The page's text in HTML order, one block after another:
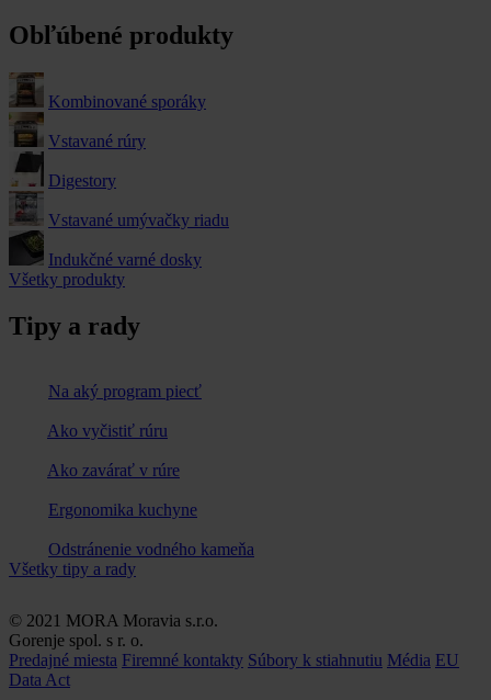
Obľúbené produkty
Kombinované sporáky
Vstavané rúry
Digestory
Vstavané umývačky riadu
Indukčné varné dosky
Všetky produkty
Tipy a rady
Na aký program piecť
Ako vyčistiť rúru
Ako zavárať v rúre
Ergonomika kuchyne
Odstránenie vodného kameňa
Všetky tipy a rady
© 2021 MORA Moravia s.r.o.
Gorenje spol. s r. o.
Predajné miesta Firemné kontakty Súbory k stiahnutiu Média EU
Data Act